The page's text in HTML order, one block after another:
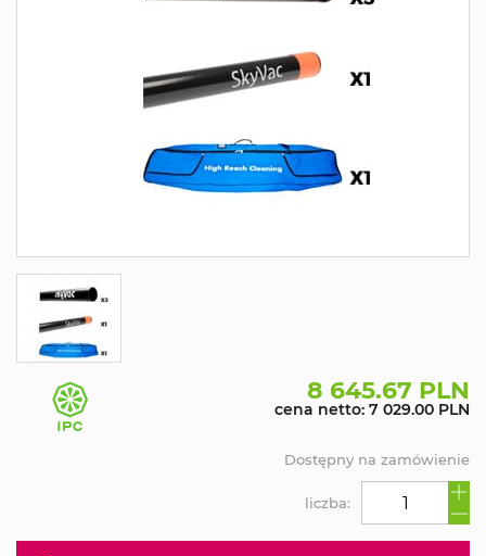
8 645.67 PLN
cena netto: 7 029.00 PLN
liczba:
Dostępny na zamówienie